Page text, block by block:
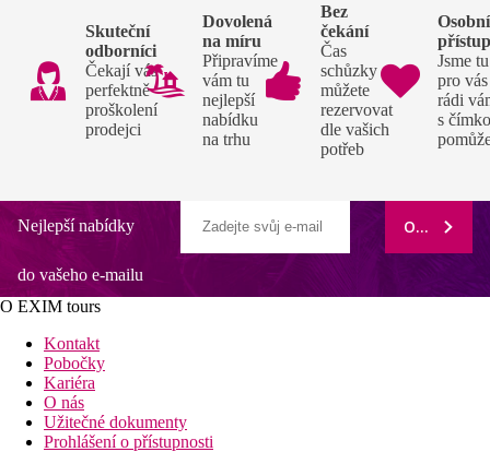
Skuteční
odborníci
Čekají vás
perfektně
proškolení
prodejci
Dovolená
na míru
Připravíme
vám tu
nejlepší
nabídku
na trhu
Bez
čekání
Čas
schůzky si
můžete
rezervovat
dle vašich
potřeb
Osobní
Jsme tu
pro
rádi
s
Nejlepší nabídky
do vašeho e-mailu
ODEBÍRAT
O EXIM tours
Kontakt
Pobočky
Kariéra
O nás
Užitečné dokumenty
Prohlášení o přístupnosti